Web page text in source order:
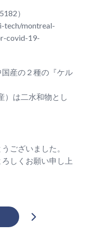
）
tech/montreal-
covid-19-
産の２種の『ケル
）は二水和物とし
ございました。
しくお願い申し上